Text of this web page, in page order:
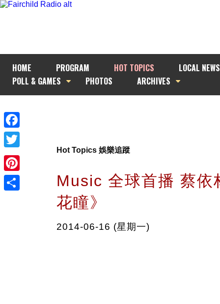
HOME PROGRAM HOT TOPICS
LOCAL NEWS
POLL & GAMES
PHOTOS ARCHIVES
Facebook
Twitter
Pinterest
Hot Topics 娛樂追蹤
Music 全球首播 蔡依
花瞳》
2014-06-16 (星期一)